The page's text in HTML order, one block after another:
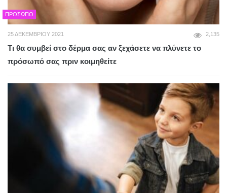
ΠΡΌΣΩΠΟ
25 ΔΕΚΕΜΒΡΊΟΥ 2021 2,135
Τι θα συμβεί στο δέρμα σας αν ξεχάσετε να πλύνετε το
πρόσωπό σας πριν κοιμηθείτε